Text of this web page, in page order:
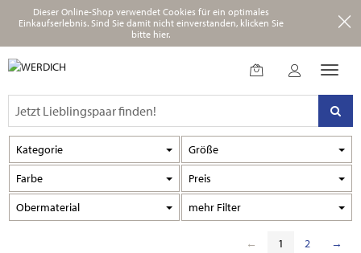
Dieser Online-Shop verwendet Cookies für ein optimales
Einkaufserlebnis. Sind Sie damit nicht einverstanden, klicken Sie
bitte hier.
Kategorie
Größe
Farbe
Preis
Obermaterial
Filter
← 1 2 →